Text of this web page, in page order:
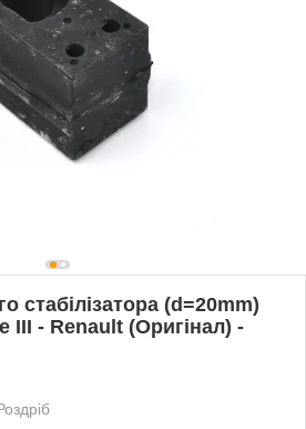
стабілізатора (d=20mm)
III - Renault (Оригінал) -